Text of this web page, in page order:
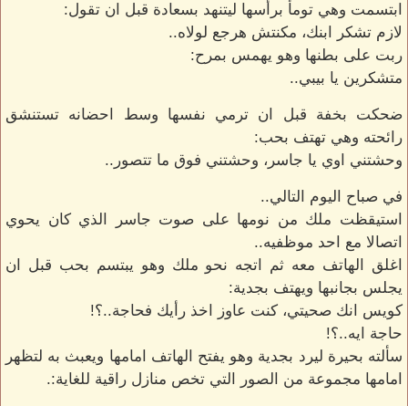
ابتسمت وهي تومأ برأسها ليتنهد بسعادة قبل ان تقول:
لازم تشكر ابنك، مكنتش هرجع لولاه..
ربت على بطنها وهو يهمس بمرح:
متشكرين يا بيبي..
ضحكت بخفة قبل ان ترمي نفسها وسط احضانه تستنشق
رائحته وهي تهتف بحب:
وحشتني اوي يا جاسر، وحشتني فوق ما تتصور..
في صباح اليوم التالي..
استيقظت ملك من نومها على صوت جاسر الذي كان يحوي
اتصالا مع احد موظفيه..
اغلق الهاتف معه ثم اتجه نحو ملك وهو يبتسم بحب قبل ان
يجلس بجانبها ويهتف بجدية:
كويس انك صحيتي، كنت عاوز اخذ رأيك فحاجة..؟!
حاجة ايه..؟!
سألته بحيرة ليرد بجدية وهو يفتح الهاتف امامها ويعبث به لتظهر
امامها مجموعة من الصور التي تخص منازل راقية للغاية:.